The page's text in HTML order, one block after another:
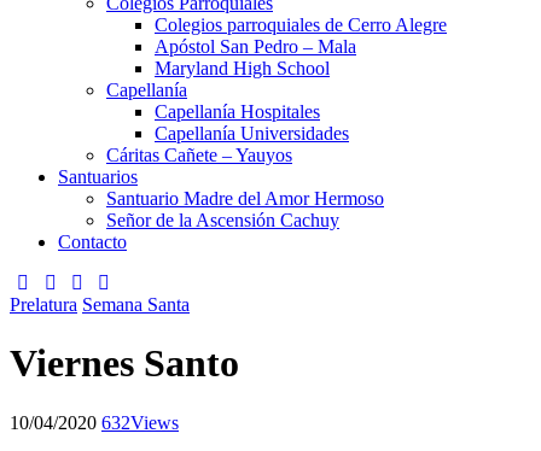
Colegios parroquiales de Cerro Alegre
Apóstol San Pedro – Mala
Maryland High School
Capellanía
Capellanía Hospitales
Capellanía Universidades
Cáritas Cañete – Yauyos
Santuarios
Santuario Madre del Amor Hermoso
Señor de la Ascensión Cachuy
Contacto
Prelatura Semana Santa
Viernes Santo
10/04/2020 632Views